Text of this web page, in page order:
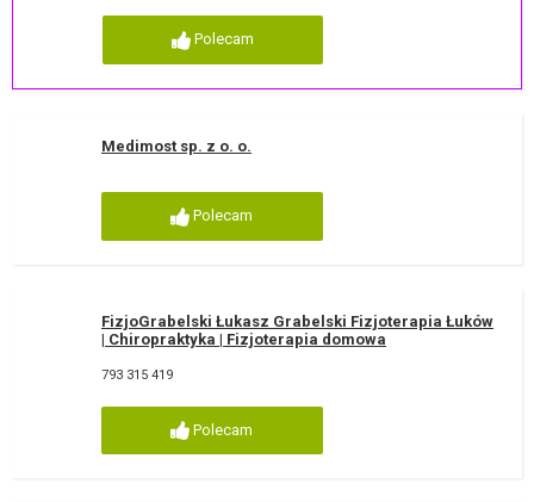
Polecam
Medimost sp. z o. o.
Polecam
FizjoGrabelski Łukasz Grabelski Fizjoterapia Łuków
| Chiropraktyka | Fizjoterapia domowa
793 315 419
Polecam